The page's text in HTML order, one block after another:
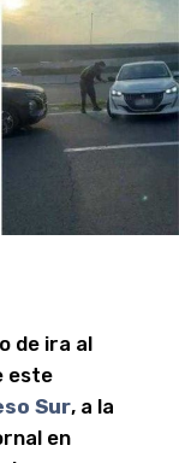
de ira al
este
Sur, a la
en